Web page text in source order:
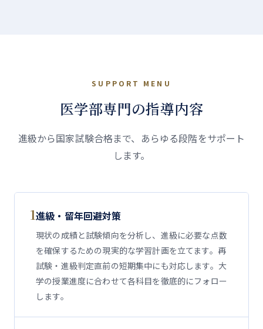
SUPPORT MENU
医学部専門の指導内容
進級から国家試験合格まで、あらゆる段階をサポート
します。
1進級・留年回避対策
現状の成績と試験傾向を分析し、進級に必要な点数
を確保するための現実的な学習計画を立てます。再
試験・進級判定直前の短期集中にも対応します。大
学の授業進度に合わせて各科目を徹底的にフォロー
します。